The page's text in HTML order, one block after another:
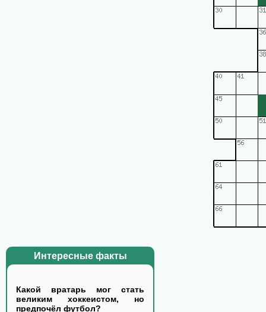
Интересные факты
Какой вратарь мог стать
великим хоккеистом, но
предпочёл футбол?